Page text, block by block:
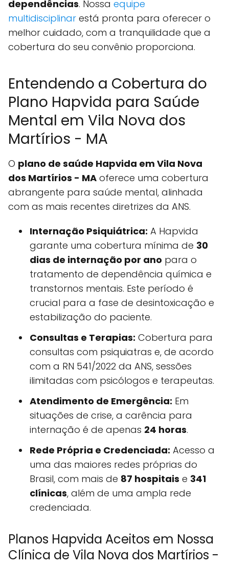
dependências. Nossa equipe
multidisciplinar está pronta para oferecer o
melhor cuidado, com a tranquilidade que a
cobertura do seu convênio proporciona.
Entendendo a Cobertura do
Plano Hapvida para Saúde
Mental em Vila Nova dos
Martírios - MA
O plano de saúde Hapvida em Vila Nova
dos Martírios - MA oferece uma cobertura
abrangente para saúde mental, alinhada
com as mais recentes diretrizes da ANS.
Internação Psiquiátrica: A Hapvida
garante uma cobertura mínima de 30
dias de internação por ano para o
tratamento de dependência química e
transtornos mentais. Este período é
crucial para a fase de desintoxicação e
estabilização do paciente.
Consultas e Terapias: Cobertura para
consultas com psiquiatras e, de acordo
com a RN 541/2022 da ANS, sessões
ilimitadas com psicólogos e terapeutas.
Atendimento de Emergência: Em
situações de crise, a carência para
internação é de apenas 24 horas.
Rede Própria e Credenciada: Acesso a
uma das maiores redes próprias do
Brasil, com mais de 87 hospitais e 341
clínicas, além de uma ampla rede
credenciada.
Planos Hapvida Aceitos em Nossa
Clínica de Vila Nova dos Martírios -